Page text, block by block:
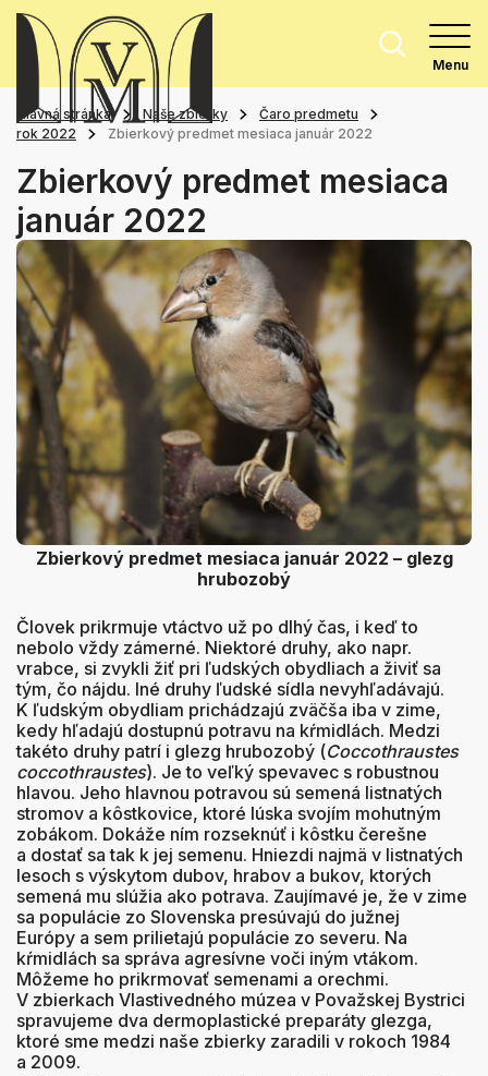
Menu
Hlavná stránka Naše zbierky
Čaro predmetu
rok 2022
Zbierkový predmet mesiaca január 2022
Zbierkový predmet mesiaca
január 2022
Zbierkový predmet mesiaca január 2022 – glezg
hrubozobý
Človek prikrmuje vtáctvo už po dlhý čas, i keď to
nebolo vždy zámerné. Niektoré druhy, ako napr.
vrabce, si zvykli žiť pri ľudských obydliach a živiť sa
tým, čo nájdu. Iné druhy ľudské sídla nevyhľadávajú.
K ľudským obydliam prichádzajú zväčša iba v zime,
kedy hľadajú dostupnú potravu na kŕmidlách. Medzi
takéto druhy patrí i glezg hrubozobý (Coccothraustes
coccothraustes). Je to veľký spevavec s robustnou
hlavou. Jeho hlavnou potravou sú semená listnatých
stromov a kôstkovice, ktoré lúska svojím mohutným
zobákom. Dokáže ním rozseknúť i kôstku čerešne
a dostať sa tak k jej semenu. Hniezdi najmä v listnatých
lesoch s výskytom dubov, hrabov a bukov, ktorých
semená mu slúžia ako potrava. Zaujímavé je, že v zime
sa populácie zo Slovenska presúvajú do južnej
Európy a sem prilietajú populácie zo severu. Na
kŕmidlách sa správa agresívne voči iným vtákom.
Môžeme ho prikrmovať semenami a orechmi.
V zbierkach Vlastivedného múzea v Považskej Bystrici
spravujeme dva dermoplastické preparáty glezga,
ktoré sme medzi naše zbierky zaradili v rokoch 1984
a 2009.